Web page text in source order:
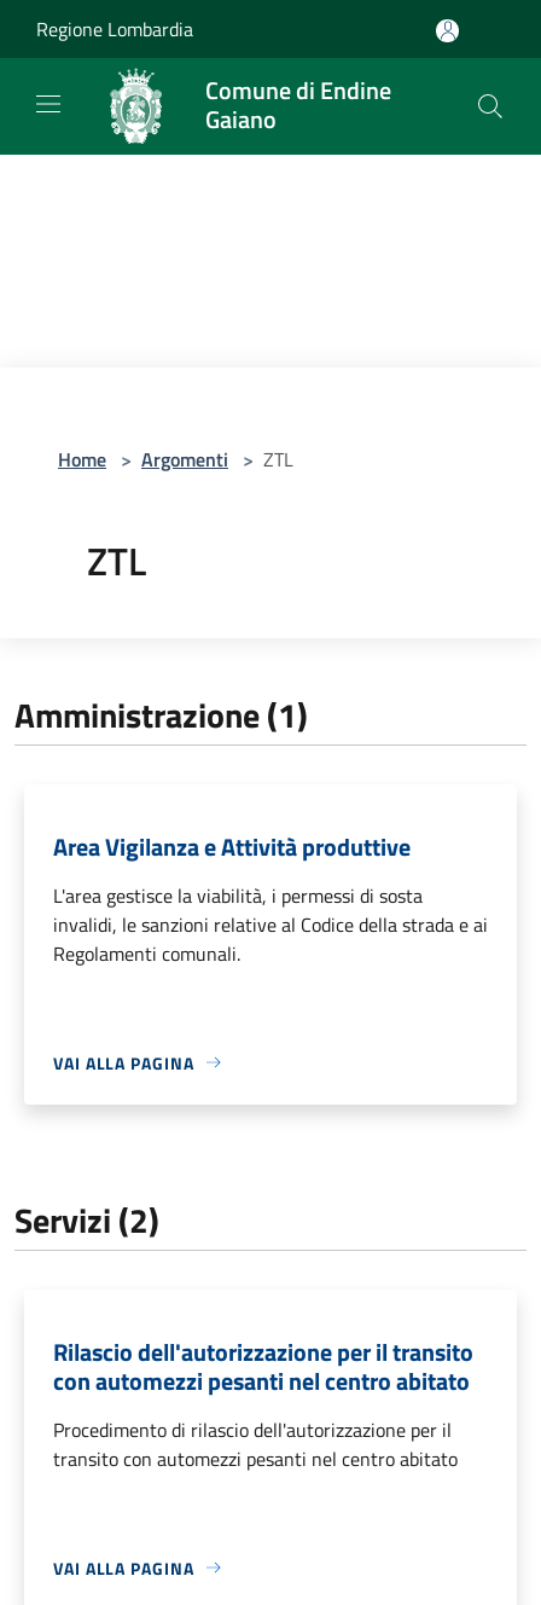
Regione Lombardia
Comune di Endine
Gaiano
Home > Argomenti > ZTL
ZTL
Amministrazione (1)
Area Vigilanza e Attività produttive
L'area gestisce la viabilità, i permessi di sosta
invalidi, le sanzioni relative al Codice della strada e ai
Regolamenti comunali.
VAI ALLA PAGINA
Servizi (2)
Rilascio dell'autorizzazione per il transito
con automezzi pesanti nel centro abitato
Procedimento di rilascio dell'autorizzazione per il
transito con automezzi pesanti nel centro abitato
VAI ALLA PAGINA